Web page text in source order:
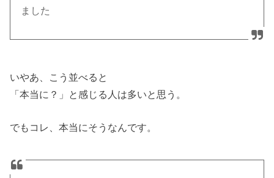
ました
いやあ、こう並べると
「本当に？」と感じる人は多いと思う。
でもコレ、本当にそうなんです。